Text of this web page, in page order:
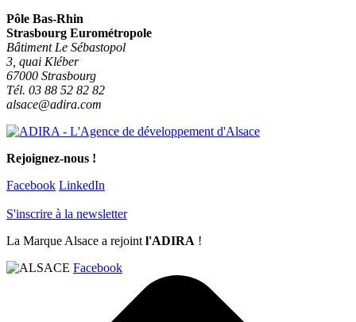
Pôle Bas-Rhin
Strasbourg Eurométropole
Bâtiment Le Sébastopol
3, quai Kléber
67000 Strasbourg
Tél. 03 88 52 82 82
alsace@adira.com
Rejoignez-nous !
Facebook LinkedIn
S'inscrire à la newsletter
La Marque Alsace a rejointl'ADIRA !
Facebook